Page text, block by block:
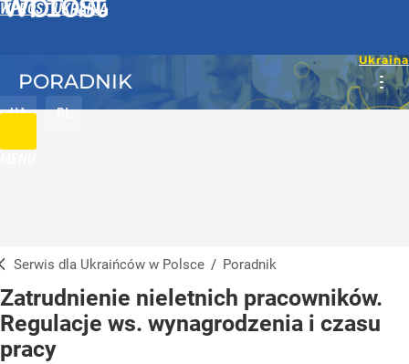
WPROST UKRAINA
UA PL
PORADNIK
Serwis dla Ukraińców w Polsce / Poradnik
Zatrudnienie nieletnich pracowników.
Regulacje ws. wynagrodzenia i czasu
pracy